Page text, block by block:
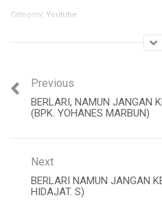
Category: Youtube
Previous
BERLARI, NAMUN JANGAN
(BPK. YOHANES MARBUN)
Next
BERLARI NAMUN JANGAN
HIDAJAT. S)